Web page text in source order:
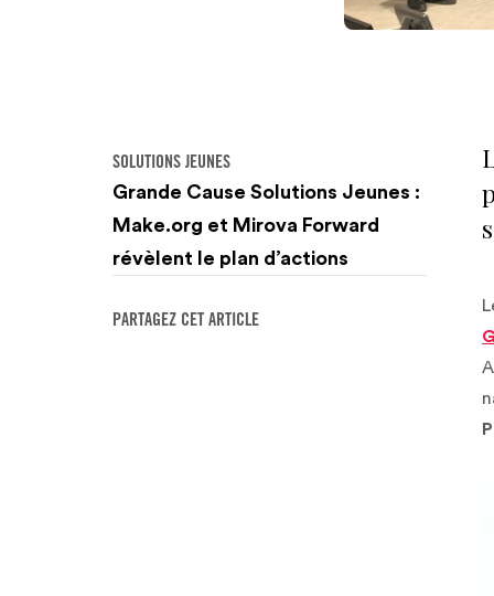
SOLUTIONS JEUNES
Grande Cause Solutions Jeunes :
Make.org et Mirova Forward
révèlent le plan d’actions
PARTAGEZ CET ARTICLE